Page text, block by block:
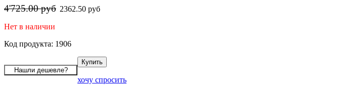
4'725.00 руб 2362.50 руб
Нет в наличии
Код продукта: 1906
хочу спросить